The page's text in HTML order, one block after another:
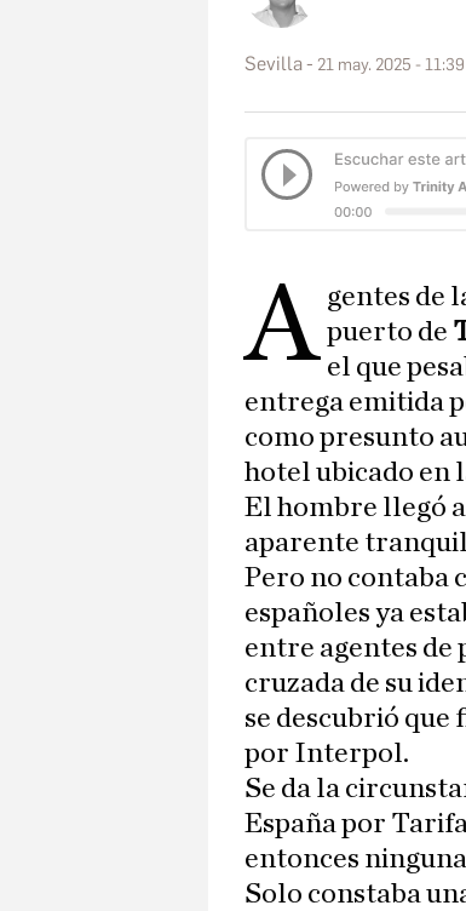
Sevilla 21 may. 2025 - 11:39
A gentes de
puerto de
el que
entrega emitida
como presunto
hotel ubicado en
El hombre llegó
aparente
Pero no contaba
españoles ya
entre agentes de
cruzada de su
se descubrió
por Interpol.
Se da la
España por
entonces
Solo constaba